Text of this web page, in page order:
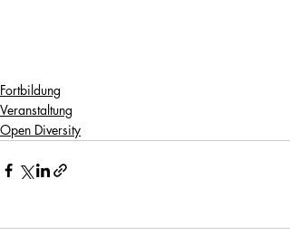
Fortbildung
Veranstaltung
Open Diversity